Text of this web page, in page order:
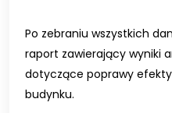
Po zebraniu wszystkich
raport zawierający wyniki
dotyczące poprawy
budynku.